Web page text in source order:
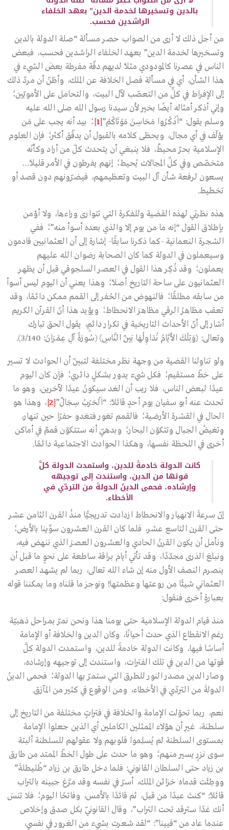
بالدين وتسخيرها لخدمة الدين” بعهد الخلفاء
الراشدين فحسب.
من أجل ذلك لا أرى من الصواب حصر مسألة “صلة الدولة بالدين
وتسخيرها لخدمة الدين” بعهد الخلفاء الراشدين فحسب، فبعض
الناس في عصرنا كالمودودي مثلًا لديهم دقّة مفرطة بعضَ الشيء في
هذا الشأن، أي في مسألة فصل الخلافة عن الملك، وأظنّ أن مردّ ذلك
إلى الإفراط في كلٍّ من التعصّب لآل البيت، والتحامل على الأمويّين؛
وإني أذكر أمثاله أيضًا بخير لأن سيدنا رسول الله صلى الله عليه
وسلم يقول: “اُذْكُرُوا مَحَاسِنَ مَوْتَاكُمْ”[1]
؛ بيد أنه يجب على مَن
يؤلّف في أي مجال، ويحظى كلامه بالقبول أن يدقّق أكثر؛ فإن العلوم
الإسلامية بحرٌ محيطٌ، فلا ينبغي أن يتحدث كلّ من أراد وكأنّه
متخصّص وفي كلِّ المجالات يُحيط؛ إنهم يفرطون في الأمر قليلًا…
يسعون لرفعة شأن آل البيت وتعظيمهم، فيضرّونهم دون قصد أو
تخطيط.
هذه نظرتي لهذه القضية وللفكرة التي تتوارى وراءها، ولا أؤمن
بإطلاق القول “إنه ما من يوم إلا والذي بعده أسوأ منه”؛ ففي
الشجرة النعمانية -كما ذكرنا سابقًا- إشارة إلى أن العثمانيين قادمون
وسيعملون في الدولة كما كان الصحابة رضوان الله عليهم
يعملون؛ وقد ذُكِر هذا القول في العصر السلجوقي قبل أن يظهر
العثمانيون على ساحة التاريخ أصلًا؛ وهذا يعني أن اليوم ليس أسوأ
من سابقه مطلقًا؛ فالنهوض من الحُفر إلى القمم ممكن دائمًا، وقد
تعقب مظاهرُ الرقي مظاهرَ الانحطاط؛ ويؤيد هذا أنّ القرآن الكريم
أشار إلى أنّ الأحداث التاريخية في تكرار دائمٍ، يقول الحق تبارك
وتعالى: ﴿وَتِلْكَ الأَيَّامُ نُدَاوِلُهَا بَيْنَ النَّاسِ﴾ (سُورَةُ آلِ عِمْرَانَ: 3/140).
ولو تناولنا القضية من وجهة نظر مختلفة لتبيّن أن الحوادث لا تسير
على خطّ مستقيم؛ فكل شيء يدور بشكلٍ دائري؛ فإن كان اليوم
عيدًا لبعض الناس، فلا ريب أن الغد سيكونُ عيدًا لآخرين، وهو ما
تحدث عنه أبو سفيان يوم أحدٍ قائلًا: “اَلْحَرْبُ سِجَالٌ”[2]
، وهذا هو
الحال في القشرة الأرضية؛ فالقمم تغور فتغدو حفرًا حين تنهار،
وتغيضُ الجبال وتتكوّن البحار؛ وبدهيّ أنه ستتكوّن قممٌ في أماكن
أخرى في اللحظة نفسها، وهكذا الحوادث الاجتماعية دائمًا.
كانت الدولة خادمةً للدين، واستمدت الدولة كلَّ
قوتها من الدين، واستندت إلى توجيهه
وإرشاده، فحمى الدينُ الدولةَ من التردّي في
الأخطاء.
إنّ سرعةَ الانهيار والانحطاط ازدادت تدريجيًّا منذُ القرن الثامن عشر
حتى القرن التاسع عشر، فلما كان القرن العشرون سوِّينا بالأرض؛
ونأمل أن يكون القرنُ الحادي والعشرون العصرَ الذي ننهض فيه،
ونبلغ الذرى مجدّدًا، وقد تأتي أيام براقة ساطعة على نحوٍ ما قبل أن
ينصرم النصف الأول منه إن شاء الله تعالى، ربما لم يشهد العصر
العثماني شيئًا من روعتها وعظمتها! ونوجز ما قلناه وما يمكننا قوله
بعبارةٍ أخرى فنقول:
منذ قيام الدولة الإسلامية حتى يومنا هذا ونحن نمرّ بمراحل ذهبيّة
رغم الانقطاع الذي حدث أحيانًا، وكان الدين والخلافة أو الإمامة
أساسًا فيها، وكانت الدولة خادمةً للدين، واستمدت الدولة كلَّ
قوتها من الدين في تلك الفترات، واستندت إلى توجيهه وإرشاده،
وصار الدين مصدر النور للطرق التي ستمرّ بها الدولة؛ فحمى الدينُ
الدولةَ من التردّي في الأخطاء، ومن الوقوع في كثير من المآزق.
نعم، ربما تحوّلت الإمامة والخلافة في فتراتٍ مختلفة من التاريخ إلى
سلطنة، غير أن هؤلاء الممثلين الكاملين أي الذين جعلوا الإمامة
بمستوى السلطنة لم يُسلِموا قلوبهم ولا عقولهم للسلطنة ألبتة
سوى نزرٍ يسير منهم؛ وهو ما حدث على طول الخطّ الممتد من طارق
بن زياد حتى السلطان القانوني: فلما دخل طارق بن زياد “طُليطلةَ”
ووطِئَت قدماه خزائن الملك، أسرّ في نفسه وقد مرَّغ جبينه بالتراب
قائلًا: “كنتَ عبدًا من قبل، ثم قائدًا بالأمس، وفاتحًا اليوم؛ فلا تنسَ
أنك غدًا سترقد تحت التراب”، وقال القانونيّ بكل صدق وإخلاص
عندما عاد من “فيينا”: “لقد شعرت بشيء من الغرور في نفسي،